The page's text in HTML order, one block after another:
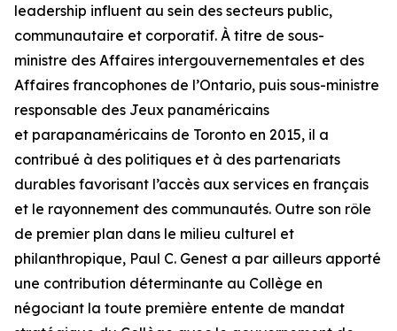
leadership influent au sein des secteurs public,
communautaire et corporatif. À titre de sous-
ministre des Affaires intergouvernementales et des
Affaires francophones de l’Ontario, puis sous-ministre
responsable des Jeux panaméricains
et parapanaméricains de Toronto en 2015, il a
contribué à des politiques et à des partenariats
durables favorisant l’accès aux services en français
et le rayonnement des communautés. Outre son rôle
de premier plan dans le milieu culturel et
philanthropique, Paul C. Genest a par ailleurs apporté
une contribution déterminante au Collège en
négociant la toute première entente de mandat